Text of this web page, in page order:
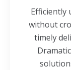
Efficiently
without
timely